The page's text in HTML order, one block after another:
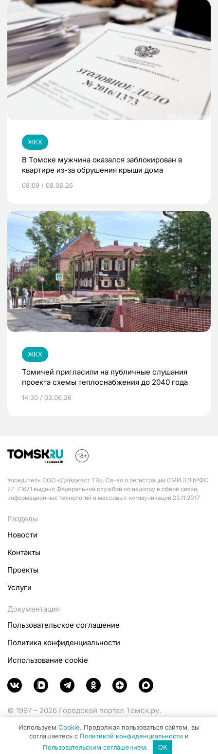
ЖКХ
В Томске мужчина оказался заблокирован в
квартире из-за обрушения крыши дома
08:09 / 08.06.26
ЖКХ
Томичей пригласили на публичные слушания
проекта схемы теплоснабжения до 2040 года
14:30 / 03.06.26
Учредитель ООО «Дайджест ТВ». Св-во о регистрации СМИ ЭЛ №ФС
77-71671 выдано Федеральной службой по надзору в сфере связи,
информационных технологий и массовых коммуникаций 23.11.2017
Разделы
Новости
Контакты
Проекты
Услуги
Документация
Пользовательское соглашение
Политика конфиденциальности
Использование cookie
© 1997 – 2026 Городской портал Томск.ру.
Министерства цифрового развития, связи и массовых
коммуникаций Российской Федерации.
Используем Cookie. Продолжая пользоваться сайтом, вы
соглашаетесь с Политикой конфиденциальности и
Пользовательским соглашением. OK